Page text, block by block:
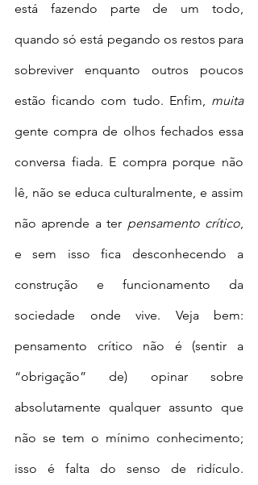
está fazendo parte de um todo,
quando só está pegando os restos para
sobreviver enquanto outros poucos
estão ficando com tudo. Enfim, muita
gente compra de olhos fechados essa
conversa fiada. E compra porque não
lê, não se educa culturalmente, e assim
não aprende a ter pensamento crítico,
e sem isso fica desconhecendo a
construção e funcionamento da
sociedade onde vive. Veja bem:
pensamento crítico não é (sentir a
“obrigação” de) opinar sobre
absolutamente qualquer assunto que
não se tem o mínimo conhecimento;
isso é falta do senso de ridículo.